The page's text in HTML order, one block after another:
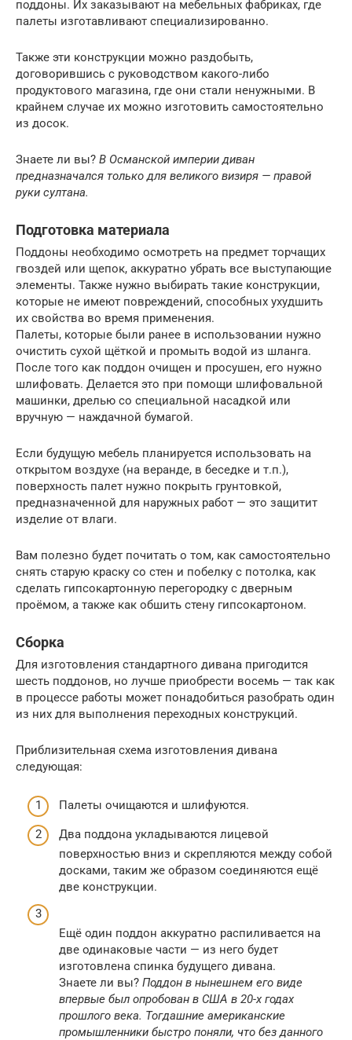
поддоны. Их заказывают на мебельных фабриках, где
палеты изготавливают специализированно.
Также эти конструкции можно раздобыть,
договорившись с руководством какого-либо
продуктового магазина, где они стали ненужными. В
крайнем случае их можно изготовить самостоятельно
из досок.
Знаете ли вы? В Османской империи диван
предназначался только для великого визиря — правой
руки султана.
Подготовка материала
Поддоны необходимо осмотреть на предмет торчащих
гвоздей или щепок, аккуратно убрать все выступающие
элементы. Также нужно выбирать такие конструкции,
которые не имеют повреждений, способных ухудшить
их свойства во время применения.
Палеты, которые были ранее в использовании нужно
очистить сухой щёткой и промыть водой из шланга.
После того как поддон очищен и просушен, его нужно
шлифовать. Делается это при помощи шлифовальной
машинки, дрелью со специальной насадкой или
вручную — наждачной бумагой.
Если будущую мебель планируется использовать на
открытом воздухе (на веранде, в беседке и т.п.),
поверхность палет нужно покрыть грунтовкой,
предназначенной для наружных работ — это защитит
изделие от влаги.
Вам полезно будет почитать о том, как самостоятельно
снять старую краску со стен и побелку с потолка, как
сделать гипсокартонную перегородку с дверным
проёмом, а также как обшить стену гипсокартоном.
Сборка
Для изготовления стандартного дивана пригодится
шесть поддонов, но лучше приобрести восемь — так как
в процессе работы может понадобиться разобрать один
из них для выполнения переходных конструкций.
Приблизительная схема изготовления дивана
следующая:
Палеты очищаются и шлифуются.
Два поддона укладываются лицевой
поверхностью вниз и скрепляются между собой
досками, таким же образом соединяются ещё
две конструкции.
Ещё один поддон аккуратно распиливается на
две одинаковые части — из него будет
изготовлена спинка будущего дивана.
Знаете ли вы? Поддон в нынешнем его виде
впервые был опробован в США в 20-х годах
прошлого века. Тогдашние американские
промышленники быстро поняли, что без данного